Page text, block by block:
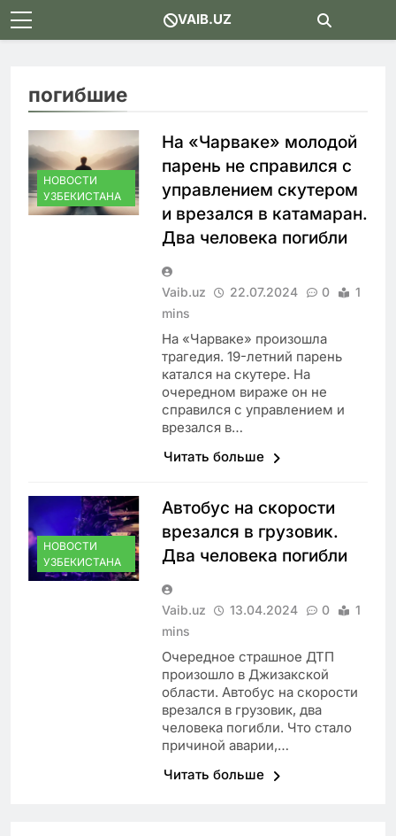
Skip
to
VAIB.UZ
погибшие
НОВОСТИ
УЗБЕКИСТАНА
На «Чарваке» молодой
парень не справился с
управлением скутером
и врезался в катамаран.
Два человека погибли
Vaib.uz 22.07.2024 0
1
mins
На «Чарваке» произошла
трагедия. 19-летний парень
катался на скутере. На
очередном вираже он не
справился с управлением и
врезался в…
Читать больше
НОВОСТИ
УЗБЕКИСТАНА
Автобус на скорости
врезался в грузовик.
Два человека погибли
Vaib.uz 13.04.2024 0
1
mins
Очередное страшное ДТП
произошло в Джизакской
области. Автобус на скорости
врезался в грузовик, два
человека погибли. Что стало
причиной аварии,…
Читать больше